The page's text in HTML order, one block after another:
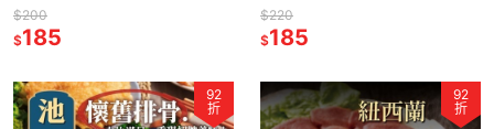
600g(固形物:400g)
$200
$185
條）逼逼波波的小巧飛魚卵香腸
一口一個好好吃💯
$220
$185
92
折
92
折